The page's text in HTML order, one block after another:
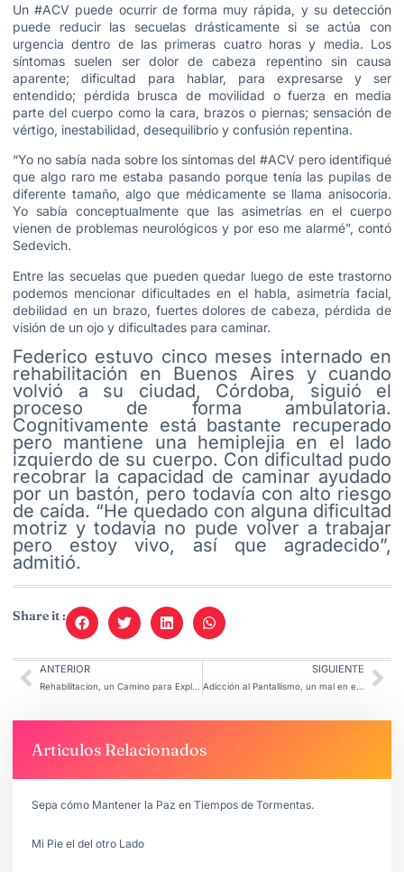
Un #ACV puede ocurrir de forma muy rápida, y su detección
puede reducir las secuelas drásticamente si se actúa con
urgencia dentro de las primeras cuatro horas y media. Los
síntomas suelen ser dolor de cabeza repentino sin causa
aparente; dificultad para hablar, para expresarse y ser
entendido; pérdida brusca de movilidad o fuerza en media
parte del cuerpo como la cara, brazos o piernas; sensación de
vértigo, inestabilidad, desequilibrio y confusión repentina.
“Yo no sabía nada sobre los síntomas del #ACV pero identifiqué
que algo raro me estaba pasando porque tenía las pupilas de
diferente tamaño, algo que médicamente se llama anisocoria.
Yo sabía conceptualmente que las asimetrías en el cuerpo
vienen de problemas neurológicos y por eso me alarmé”, contó
Sedevich.
Entre las secuelas que pueden quedar luego de este trastorno
podemos mencionar dificultades en el habla, asimetría facial,
debilidad en un brazo, fuertes dolores de cabeza, pérdida de
visión de un ojo y dificultades para caminar.
Federico estuvo cinco meses internado en
rehabilitación en Buenos Aires y cuando
volvió a su ciudad, Córdoba, siguió el
proceso de forma ambulatoria.
Cognitivamente está bastante recuperado
pero mantiene una hemiplejia en el lado
izquierdo de su cuerpo. Con dificultad pudo
recobrar la capacidad de caminar ayudado
por un bastón, pero todavía con alto riesgo
de caída. “He quedado con alguna dificultad
motriz y todavía no pude volver a trabajar
pero estoy vivo, así que agradecido”,
admitió.
Share it :
ANTERIOR SIGUIENTE
Adicción al Pantallismo, un mal en el Siglo XXI
Articulos Relacionados
Sepa cómo Mantener la Paz en Tiempos de Tormentas.
Mi Pie el del otro Lado